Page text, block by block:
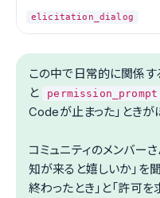
elicitation_dialog
この中で日常的に関係す
と permission_prompt
Codeが止まった」ときが
コミュニティのメンバー
知が来ると嬉しいか」を
終わったとき」と「許可